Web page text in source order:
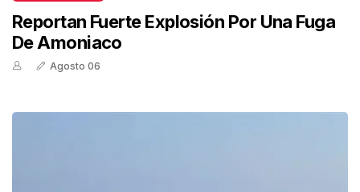
Reportan Fuerte Explosión Por Una Fuga
De Amoniaco
Agosto 06